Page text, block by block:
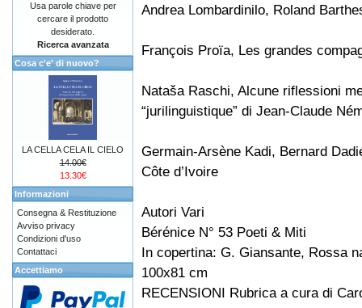
Andrea Lombardinilo, Roland
François Proïa, Les grandes
Nataša Raschi, Alcune riflessioni
“jurilinguistique” di Jean-Claude
Germain-Arsène Kadi, Bernard
Côte d’Ivoire
Autori Vari
Bérénice N° 53 Poeti & Miti
In copertina: G. Giansante, Rossa
100x81 cm
RECENSIONI Rubrica a cura di
Usa parole chiave per
cercare il prodotto
desiderato.
Ricerca avanzata
Cosa c'e' di nuovo?
LA CELLA CELA IL CIELO
14.00€
13.30€
Informazioni
Consegna & Restituzione
Avviso privacy
Condizioni d'uso
Contattaci
Accettiamo